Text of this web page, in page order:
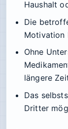
Haushalt
Die
Motivation
Ohne
längere
Das
Dritter